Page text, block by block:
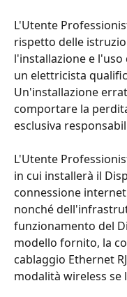
L'Utente
rispetto delle
l'installazione e
un elettricista
Un'installazione
comportare la
esclusiva
L'Utente
in cui installerà il
connessione
nonché
funzionamento del
modello fornito, la
cablaggio Ethernet
modalità wireless